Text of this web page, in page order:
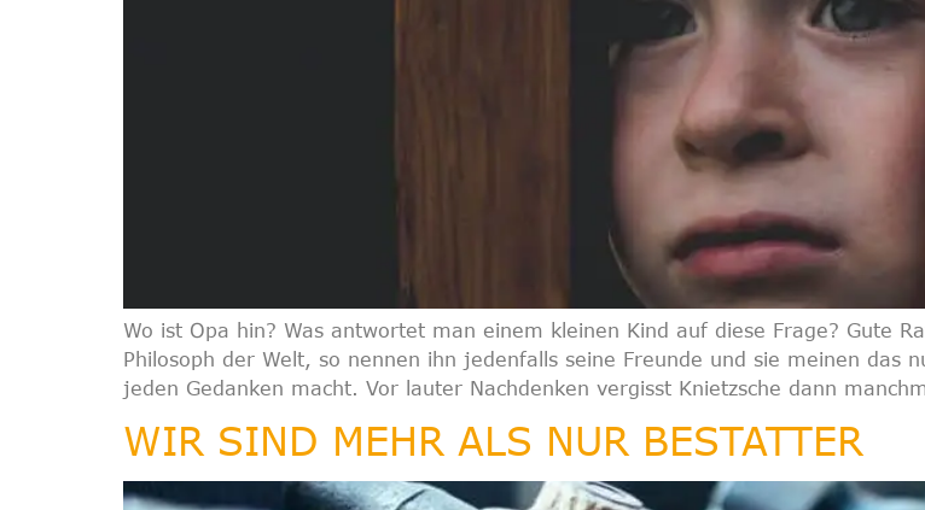
Wo ist Opa hin? Was antwortet man einem kleinen Kind auf diese Frage? Gute
Philosoph der Welt, so nennen ihn jedenfalls seine Freunde und sie meinen das
jeden Gedanken macht. Vor lauter Nachdenken vergisst Knietzsche dann
WIR SIND MEHR ALS NUR BESTATTER